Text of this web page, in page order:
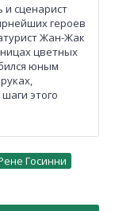
и сценарист
героев
Жан-Жак
цветных
юным
этого
Госинни